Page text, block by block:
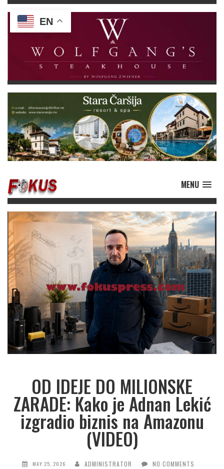
MENU
OD IDEJE DO MILIONSKE
ZARADE: Kako je Adnan Lekić
izgradio biznis na Amazonu
(VIDEO)
MAY 25, 2026 ADMINISTRATOR NO COMMENTS
EN